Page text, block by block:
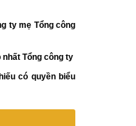
ty mẹ Tổng công
nhất Tổng công ty
có quyền biểu